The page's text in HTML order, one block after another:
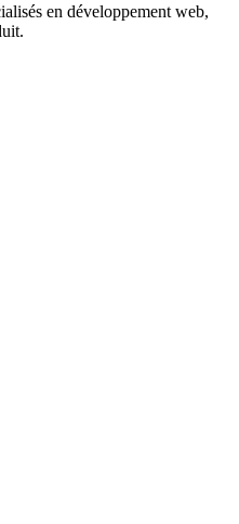
en développement web,